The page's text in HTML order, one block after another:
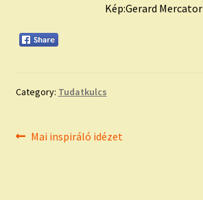
Kép:Gerard Mercator
Category: Tudatkulcs
Bejegyzés
Previous
Mai inspiráló idézet